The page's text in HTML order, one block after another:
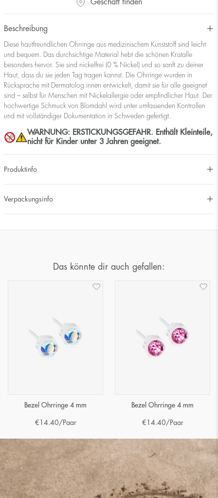
Geschäft finden
Beschreibung
Diese hautfreundlichen Ohrringe aus medizinischem Kunststoff sind leicht
und bequem. Das durchsichtige Material hebt die schönen Kristalle
besonders hervor. Sie sind nickelfrei (0 % Nickel) und so sanft zu deiner
Haut, dass du sie jeden Tag tragen kannst. Die Ohrringe wurden in
Rücksprache mit Dermatolog:innen entwickelt, damit sie für alle geeignet
sind – selbst für Menschen mit Nickelallergie oder empfindlicher Haut. Der
hochwertige Schmuck von Blomdahl wird unter umfassenden Kontrollen
und mit vollständiger Dokumentation in Schweden gefertigt.
WARNUNG: ERSTICKUNGSGEFAHR. Enthält Kleinteile,
nicht für Kinder unter 3 Jahren geeignet.
Produktinfo
Verpackungsinfo
Das könnte dir auch gefallen:
Bezel Ohrringe 4 mm
€ 14.40/Paar
Bezel Ohrringe 4 mm
€ 14.40/Paar